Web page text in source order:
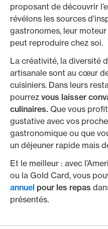
proposant de découvrir
révélons les sources
gastronomes, leur
peut reproduire chez soi.
La créativité, la diversité
artisanale sont au cœur
cuisiniers. Dans leurs
pourrez vous laisser
culinaires. Que vous
gustative avec vos
gastronomique ou que
un déjeuner rapide mais
Et le meilleur : avec
ou la Gold Card, vous
annuel pour les repas
présentés.